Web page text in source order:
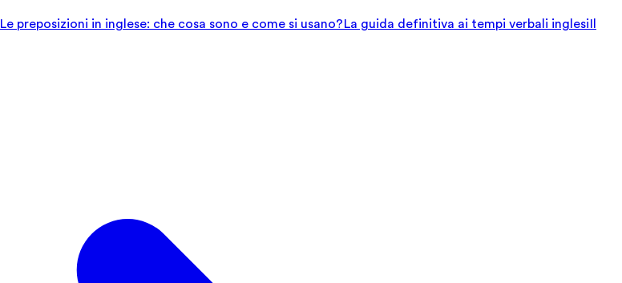
Le preposizioni in inglese: che cosa sono e come si usano?La guida definitiva ai tempi verbali inglesiIl